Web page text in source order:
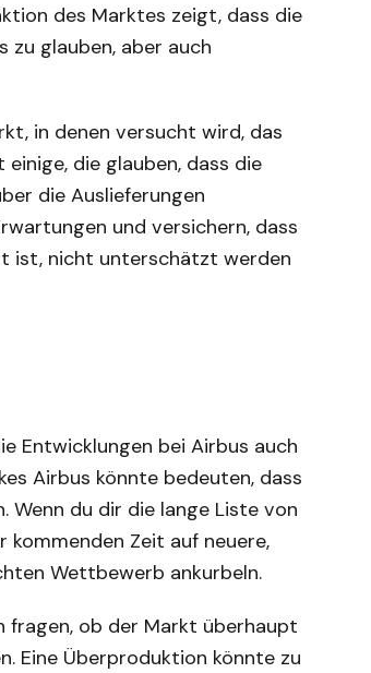
des Marktes zeigt, dass die
zu glauben, aber auch
in denen versucht wird, das
die glauben, dass die
die Auslieferungen
und versichern, dass
ist, nicht unterschätzt werden
Entwicklungen bei Airbus auch
Airbus könnte bedeuten, dass
Wenn du dir die lange Liste von
kommenden Zeit auf neuere,
Wettbewerb ankurbeln.
fragen, ob der Markt überhaupt
Eine Überproduktion könnte zu